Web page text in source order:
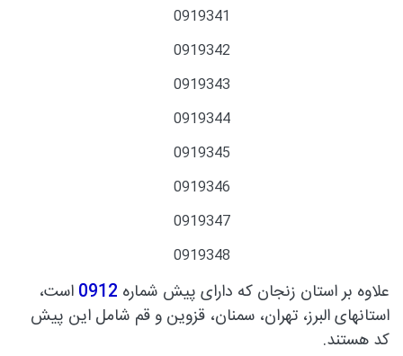
0919341
0919342
0919343
0919344
0919345
0919346
0919347
0919348
علاوه بر استان زنجان که دارای پیش شماره 0912 است،
استانهای البرز، تهران، سمنان، قزوین و قم شامل این پیش
کد هستند.